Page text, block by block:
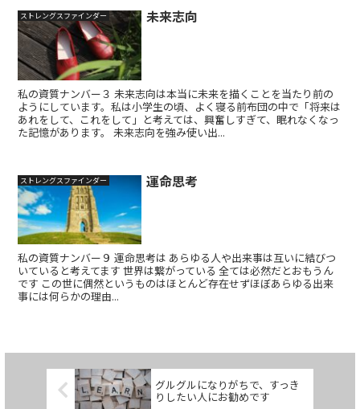
ストレングスファインダー 未来志向
私の資質ナンバー３ 未来志向は本当に未来を描くことを当たり前の
ようにしています。私は小学生の頃、よく寝る前布団の中で「将来は
あれをして、これをして」と考えては、興奮しすぎて、眠れなくなっ
た記憶があります。 未来志向を強み使い出...
ストレングスファインダー 運命思考
私の資質ナンバー９ 運命思考は あらゆる人や出来事は互いに結びつ
いていると考えてます 世界は繋がっている 全ては必然だとおもうん
です この世に偶然というものはほとんど存在せずほぼあらゆる出来
事には何らかの理由...
グルグルになりがちで、すっき
りしたい人にお勧めです